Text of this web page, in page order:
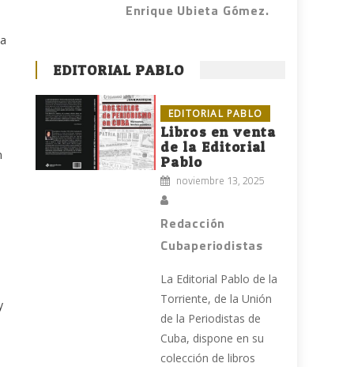
Enrique Ubieta Gómez.
EDITORIAL PABLO
EDITORIAL PABLO
Libros en venta
de la Editorial
Pablo
noviembre 13, 2025
Redacción
Cubaperiodistas
La Editorial Pablo de la
Torriente, de la Unión
de la Periodistas de
Cuba, dispone en su
colección de libros